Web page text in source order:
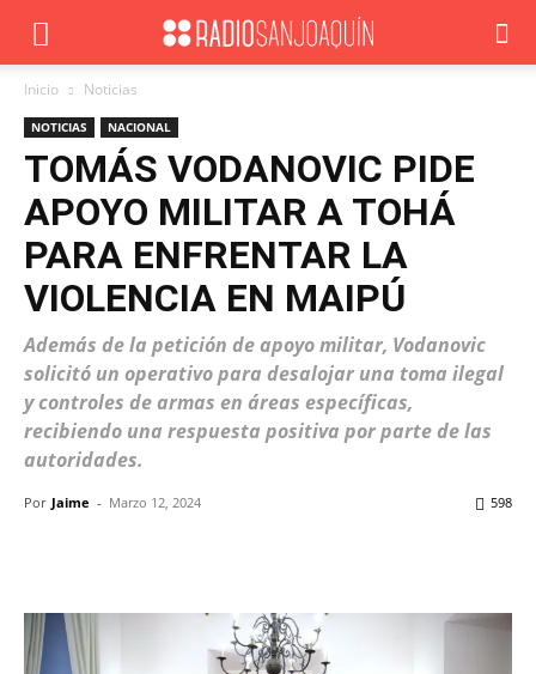
Inicio Noticias
NOTICIAS NACIONAL
TOMÁS VODANOVIC PIDE
APOYO MILITAR A TOHÁ
PARA ENFRENTAR LA
VIOLENCIA EN MAIPÚ
Además de la petición de apoyo militar, Vodanovic
solicitó un operativo para desalojar una toma ilegal
y controles de armas en áreas específicas,
recibiendo una respuesta positiva por parte de las
autoridades.
Por Jaime - Marzo 12, 2024 598